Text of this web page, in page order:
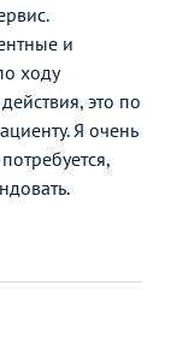
и
ходу
это по
Я очень